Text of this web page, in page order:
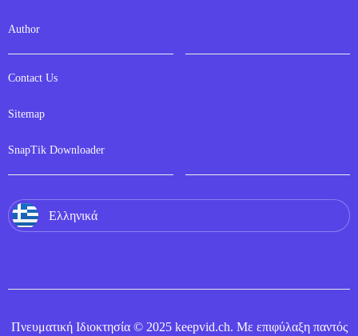
Author
Contact Us
Sitemap
SnapTik Downloader
Ελληνικά
Πνευματική Ιδιοκτησία © 2025 keepvid.ch. Με επιφύλαξη παντός